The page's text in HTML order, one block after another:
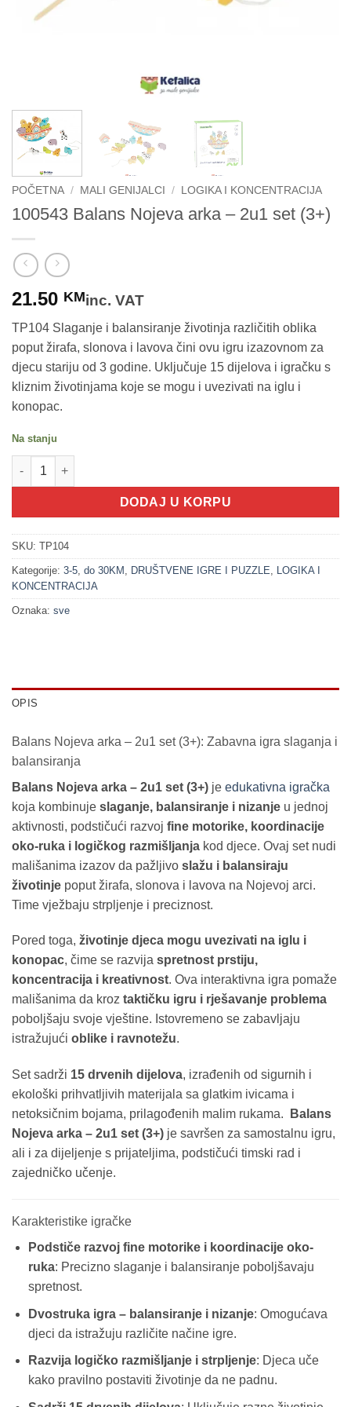
POČETNA / MALI GENIJALCI / LOGIKA I KONCENTRACIJA
100543 Balans Nojeva arka – 2u1 set (3+)
21.50 KMinc. VAT
TP104 Slaganje i balansiranje životinja različitih oblika
poput žirafa, slonova i lavova čini ovu igru izazovnom za
djecu stariju od 3 godine. Uključuje 15 dijelova i igračku s
kliznim životinjama koje se mogu i uvezivati na iglu i
konopac.
Na stanju
100543 Balans Nojeva arka - 2u1 set (3+) količina
DODAJ U KORPU
SKU: TP104
Kategorije: 3-5 do 30KM DRUŠTVENE IGRE I PUZZLE
LOGIKA I
KONCENTRACIJA
Oznaka: sve
OPIS
Balans Nojeva arka – 2u1 set (3+): Zabavna igra slaganja i
balansiranja
Balans Nojeva arka – 2u1 set (3+) je edukativna igračka
koja kombinuje slaganje, balansiranje i nizanje u jednoj
aktivnosti, podstičući razvoj fine motorike, koordinacije
oko-ruka i logičkog razmišljanja kod djece. Ovaj set nudi
mališanima izazov da pažljivo slažu i balansiraju
životinje poput žirafa, slonova i lavova na Nojevoj arci.
Time vježbaju strpljenje i preciznost.
Pored toga, životinje djeca mogu uvezivati na iglu i
konopac, čime se razvija spretnost prstiju,
koncentracija i kreativnost. Ova interaktivna igra pomaže
mališanima da kroz taktičku igru i rješavanje problema
poboljšaju svoje vještine. Istovremeno se zabavljaju
istražujući oblike i ravnotežu.
Set sadrži 15 drvenih dijelova, izrađenih od sigurnih i
ekološki prihvatljivih materijala sa glatkim ivicama i
netoksičnim bojama, prilagođenih malim rukama.
Balans
Nojeva arka – 2u1 set (3+) je savršen za samostalnu igru,
ali i za dijeljenje s prijateljima, podstičući timski rad i
zajedničko učenje.
Karakteristike igračke
Podstiče razvoj fine motorike i koordinacije oko-
ruka: Precizno slaganje i balansiranje poboljšavaju
spretnost.
Dvostruka igra – balansiranje i nizanje: Omogućava
djeci da istražuju različite načine igre.
Razvija logičko razmišljanje i strpljenje: Djeca uče
kako pravilno postaviti životinje da ne padnu.